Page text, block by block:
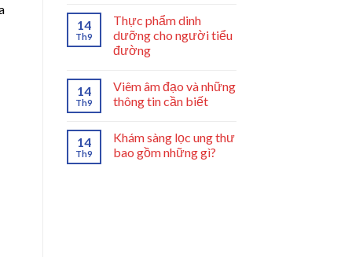
14
Th9
Thực phẩm dinh
dưỡng cho người tiểu
đường
14
Th9
Viêm âm đạo và những
thông tin cần biết
14
Th9
Khám sàng lọc ung thư
bao gồm những gì?